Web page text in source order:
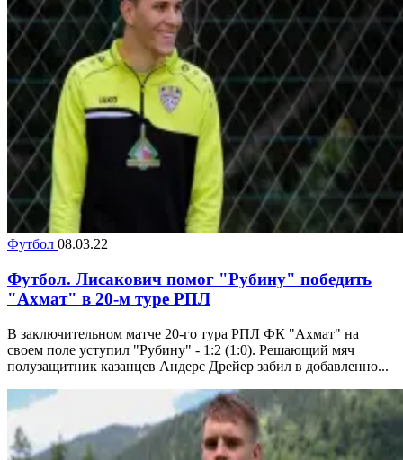
Футбол 08.03.22
Футбол. Лисакович помог "Рубину" победить
"Ахмат" в 20-м туре РПЛ
В заключительном матче 20-го тура РПЛ ФК "Ахмат" на
своем поле уступил "Рубину" - 1:2 (1:0). Решающий мяч
полузащитник казанцев Андерс Дрейер забил в добавленно...